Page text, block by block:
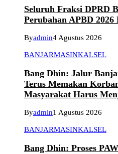
Seluruh Fraksi DPRD
Perubahan APBD
Byadmin4 Agustus 2026
BANJARMASINKALSEL
Bang Dhin: Jalur
Terus Memakan
Masyarakat Harus
Byadmin1 Agustus 2026
BANJARMASINKALSEL
Bang Dhin: Proses